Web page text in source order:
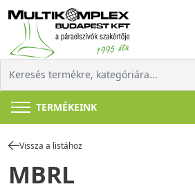
TERMÉKEINK
Vissza a listához
MBRL